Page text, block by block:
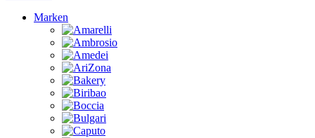
Marken